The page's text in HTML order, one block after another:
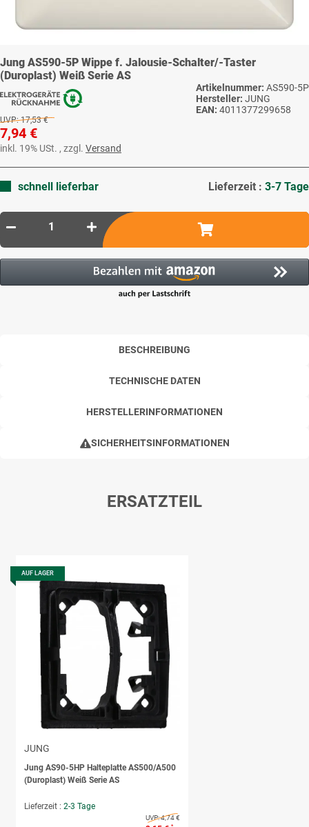
Jung AS590-5P Wippe f. Jalousie-Schalter/-Taster
(Duroplast) Weiß Serie AS
Artikelnummer: AS590-5P
Hersteller: JUNG
EAN: 4011377299658
UVP: 17,53 €
7,94 €
inkl. 19% USt. , zzgl. Versand
schnell lieferbar Lieferzeit : 3-7 Tage
BESCHREIBUNG
TECHNISCHE DATEN
HERSTELLERINFORMATIONEN
SICHERHEITSINFORMATIONEN
ERSATZTEIL
AUF LAGER
JUNG
Jung AS90-5HP Halteplatte AS500/A500
(Duroplast) Weiß Serie AS
Lieferzeit : 2-3 Tage
UVP:4,74 €